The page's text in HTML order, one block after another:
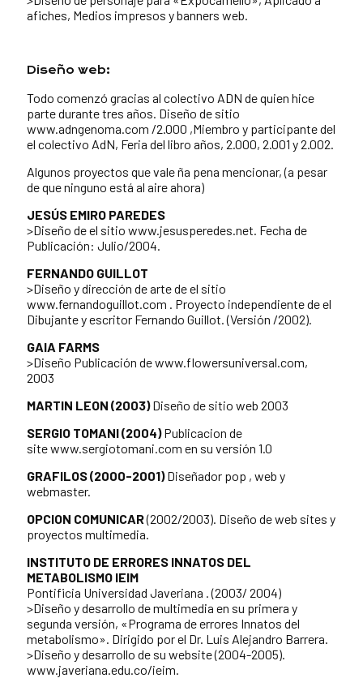
afiches, Medios impresos y banners web.
Diseño web:
Todo comenzó gracias al colectivo ADN de quien hice
parte durante tres años. Diseño de sitio
www.adngenoma.com /2.000 ,Miembro y participante del
el colectivo AdN, Feria del libro años, 2.000, 2.001 y 2.002.
Algunos proyectos que vale ña pena mencionar, (a pesar
de que ninguno está al aire ahora)
JESÚS EMIRO PAREDES
>Diseño de el sitio www.jesusperedes.net. Fecha de
Publicación: Julio/2004.
FERNANDO GUILLOT
>Diseño y dirección de arte de el sitio
www.fernandoguillot.com . Proyecto independiente de el
Dibujante y escritor Fernando Guillot. (Versión /2002).
GAIA FARMS
>Diseño Publicación de www.flowersuniversal.com,
2003
MARTIN LEON (2003)Diseño de sitio web 2003
SERGIO TOMANI (2004)Publicacion de
sitewww.sergiotomani.com en su versión 1.0
GRAFILOS (2000-2001)Diseñador pop , web y
webmaster.
OPCION COMUNICAR(2002/2003). Diseño de web sites y
proyectos multimedia.
INSTITUTO DE ERRORES INNATOS DEL
METABOLISMO IEIM
Pontificia Universidad Javeriana . (2003/ 2004)
>Diseño y desarrollo de multimedia en su primera y
segunda versión, «Programa de errores Innatos del
metabolismo». Dirigido por el Dr. Luis Alejandro Barrera.
>Diseño y desarrollo de su website (2004-2005).
www.javeriana.edu.co/ieim.